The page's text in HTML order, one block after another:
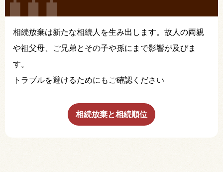
相続放棄は新たな相続人を生み出します。故人の両親
や祖父母、ご兄弟とその子や孫にまで影響が及びま
す。
トラブルを避けるためにもご確認ください
相続放棄と相続順位